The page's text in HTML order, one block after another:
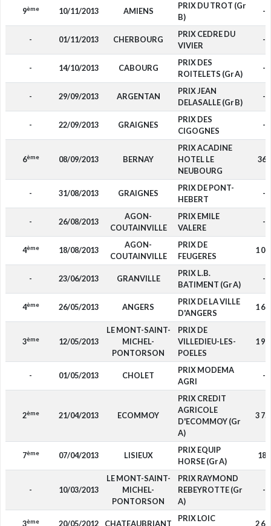
9ème 10/11/2013 AMIENS
PRIX DU TROT (Gr
B)
-
- 01/11/2013 CHERBOURG
PRIX CEDRE DU
VIVIER
-
- 14/10/2013 CABOURG
PRIX DES
ROITELETS (Gr A)
-
- 29/09/2013 ARGENTAN
PRIX JEAN
DELASALLE (Gr B)
-
- 22/09/2013 GRAIGNES
PRIX DES
CIGOGNES
-
6ème 08/09/2013 BERNAY
PRIX ACADINE
HOTEL LE
NEUBOURG
360
- 31/08/2013 GRAIGNES
PRIX DE PONT-
HEBERT
-
- 26/08/2013
AGON-
COUTAINVILLE
PRIX EMILE
VALERE
-
4ème 18/08/2013
AGON-
COUTAINVILLE
PRIX DE
FEUGERES
1
- 23/06/2013 GRANVILLE
PRIX L.B.
BATIMENT (Gr A)
-
4ème 26/05/2013 ANGERS
PRIX DE LA VILLE
D'ANGERS
1
3ème 12/05/2013
LE MONT-SAINT-
MICHEL-
PONTORSON
PRIX DE
VILLEDIEU-LES-
POELES
1
- 01/05/2013 CHOLET
PRIX MODEMA
AGRI
-
2ème 21/04/2013 ECOMMOY
PRIX CREDIT
AGRICOLE
D'ECOMMOY (Gr
A)
3
7ème 07/04/2013 LISIEUX
PRIX EQUIP
HORSE (Gr A)
180
- 10/03/2013
LE MONT-SAINT-
MICHEL-
PONTORSON
PRIX RAYMOND
REBEYROTTE (Gr
A)
-
3ème 20/05/2012 CHATEAUBRIANT
PRIX LOIC
2